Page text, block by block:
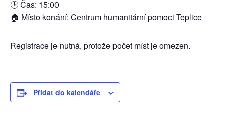
🕒 Čas: 15:00
🏠 Místo konání: Centrum humanitární pomoci Teplice
Registrace je nutná, protože počet míst je omezen.
Přidat do kalendáře